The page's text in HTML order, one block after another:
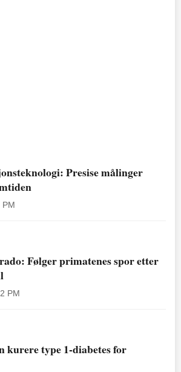
Presise målinger
PM
Følger primatenes spor etter
PM
kurere type 1-diabetes for